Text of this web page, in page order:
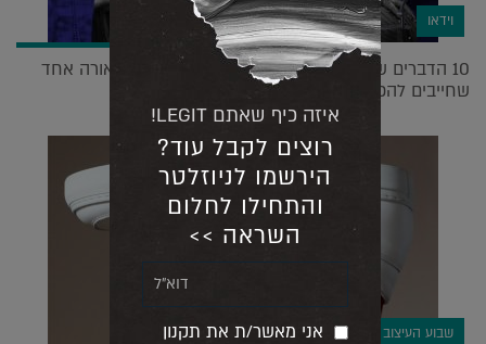
וידאו
10 הדברים שאתם חייבים לדעת על בלגיה ומותג תאורה אחד
שחייבים להכיר |
27.08.2019
שבוע העיצוב במילאנו
איזה כיף שאתם LEGIT!
רוצים לקבל עוד?
הירשמו לניוזלטר
והתחילו לחלום
השראה >>
אני מאשר/ת את תקנון